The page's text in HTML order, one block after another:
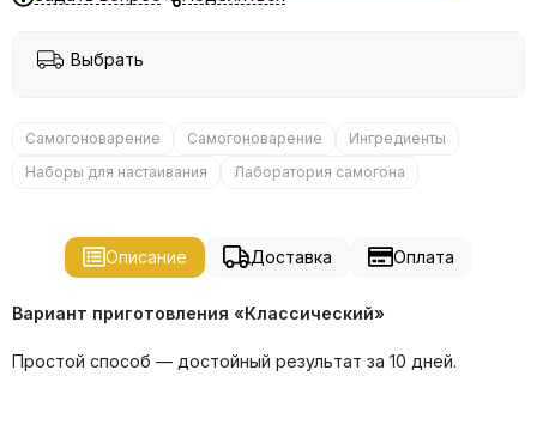
Выбрать
Самогоноварение Самогоноварение
Ингредиенты
Наборы для настаивания
Лаборатория самогона
Описание Доставка Оплата
Вариант приготовления «Классический»
Простой способ — достойный результат за 10 дней.